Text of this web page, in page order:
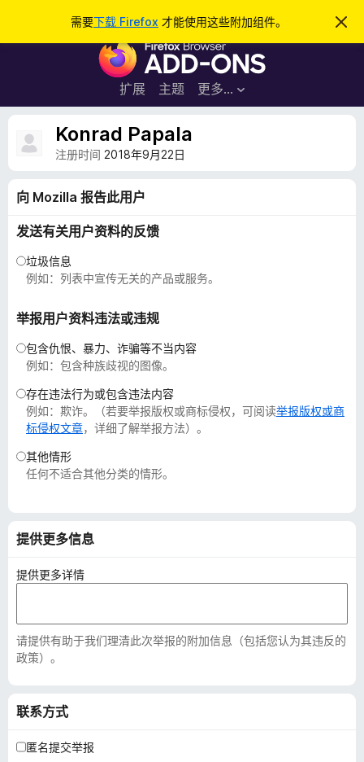
需要下载 Firefox 才能使用这些附加组件。
忽
此
F
r
e
o
x
组
扩展 主题 更多…
登录
Konrad Papala
注册时间 2018年9月22日
向 Mozilla 报告此用户
发送有关用户资料的反馈
垃圾信息
例如：列表中宣传无关的产品或服务。
举报用户资料违法或违规
包含仇恨、暴力、诈骗等不当内容
例如：包含种族歧视的图像。
存在违法行为或包含违法内容
例如：欺诈。（若要举报版权或商标侵权，可阅读举报版权或商
标侵权文章，详细了解举报方法）。
其他情形
任何不适合其他分类的情形。
提供更多信息
提供更多详情
请提供有助于我们理清此次举报的附加信息（包括您认为其违反的
政策）。
联系方式
匿名提交举报